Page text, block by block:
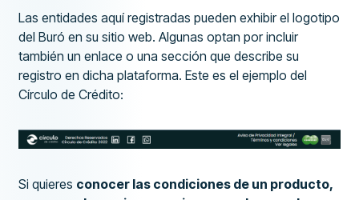
Las entidades aquí registradas pueden exhibir el logotipo
del Buró en su sitio web. Algunas optan por incluir
también un enlace o una sección que describe su
registro en dicha plataforma. Este es el ejemplo del
Círculo de Crédito:
Si quieres conocer las condiciones de un producto,